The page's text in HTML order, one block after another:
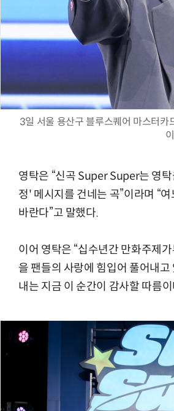
3일 서울 용산구 블루스퀘어 마스터
영탁은 “신곡 Super Super는 영
정' 메시지를 건네는 곡”이라며 “
바란다”고 말했다.
이어 영탁은 “십수년간 만화주제
을 팬들의 사랑에 힘입어 풀어내
내는 지금 이 순간이 감사할 따름